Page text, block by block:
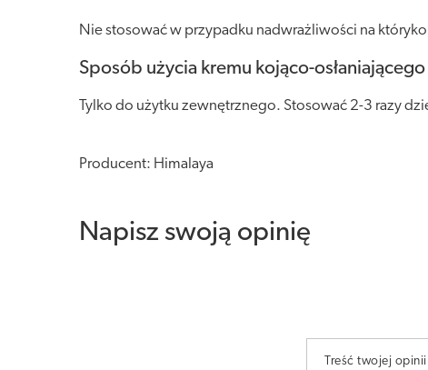
Nie stosować w przypadku nadwrażliwości na
Sposób użycia kremu kojąco-
Tylko do użytku zewnętrznego. Stosować 2-3 razy
Producent: Himalaya
Napisz swoją opinię
Treść twojej opinii